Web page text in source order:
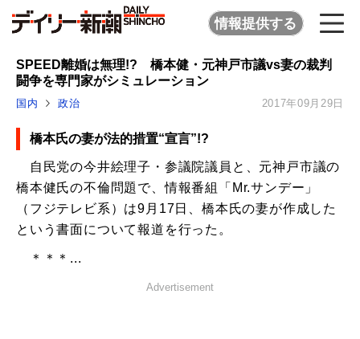
情報提供する
SPEED離婚は無理!? 橋本健・元神戸市議vs妻の裁判
闘争を専門家がシミュレーション
国内 政治 2017年09月29日
橋本氏の妻が法的措置“宣言”!?
自民党の今井絵理子・参議院議員と、元神戸市議の
橋本健氏の不倫問題で、情報番組「Mr.サンデー」
（フジテレビ系）は9月17日、橋本氏の妻が作成した
という書面について報道を行った。
＊＊＊...
Advertisement